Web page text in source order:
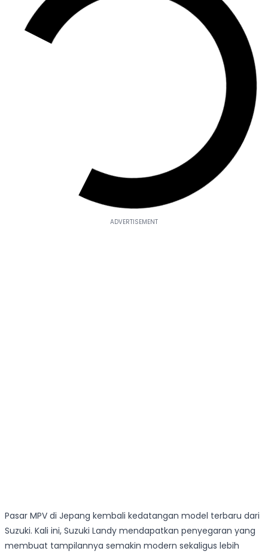
Pasar MPV di Jepang kembali kedatangan model terbaru dari
Suzuki. Kali ini, Suzuki Landy mendapatkan penyegaran yang
membuat tampilannya semakin modern sekaligus lebih